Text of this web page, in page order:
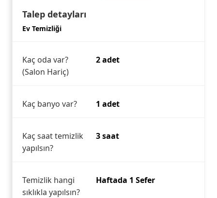
Talep detayları
Ev Temizliği
Kaç oda var?
(Salon Hariç)
2 adet
Kaç banyo var? 1 adet
Kaç saat temizlik
yapılsın?
3 saat
Temizlik hangi
sıklıkla yapılsın?
Haftada 1 Sefer